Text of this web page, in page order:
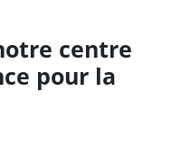
centre
pour la